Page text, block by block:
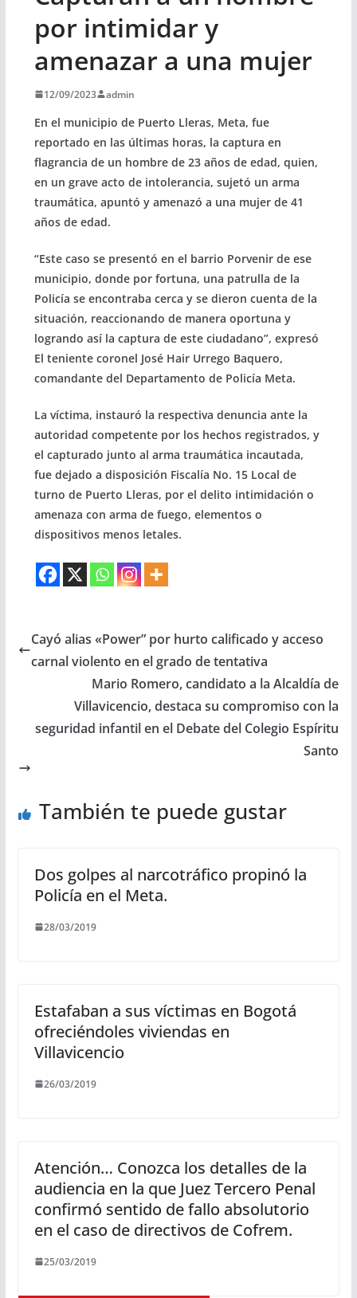
por intimidar y
amenazar a una mujer
12/09/2023 admin
En el municipio de Puerto Lleras, Meta, fue
reportado en las últimas horas, la captura en
flagrancia de un hombre de 23 años de edad, quien,
en un grave acto de intolerancia, sujetó un arma
traumática, apuntó y amenazó a una mujer de 41
años de edad.
“Este caso se presentó en el barrio Porvenir de ese
municipio, donde por fortuna, una patrulla de la
Policía se encontraba cerca y se dieron cuenta de la
situación, reaccionando de manera oportuna y
logrando así la captura de este ciudadano”, expresó
El teniente coronel José Hair Urrego Baquero,
comandante del Departamento de Policía Meta.
La víctima, instauró la respectiva denuncia ante la
autoridad competente por los hechos registrados, y
el capturado junto al arma traumática incautada,
fue dejado a disposición Fiscalía No. 15 Local de
turno de Puerto Lleras, por el delito intimidación o
amenaza con arma de fuego, elementos o
dispositivos menos letales.
Cayó alias «Power” por hurto calificado y acceso
carnal violento en el grado de tentativa
Mario Romero, candidato a la Alcaldía de
Villavicencio, destaca su compromiso con la
seguridad infantil en el Debate del Colegio Espíritu
Santo
También te puede gustar
Dos golpes al narcotráfico propinó la
Policía en el Meta.
28/03/2019
Estafaban a sus víctimas en Bogotá
ofreciéndoles viviendas en
Villavicencio
26/03/2019
Atención… Conozca los detalles de la
audiencia en la que Juez Tercero Penal
confirmó sentido de fallo absolutorio
en el caso de directivos de Cofrem.
25/03/2019